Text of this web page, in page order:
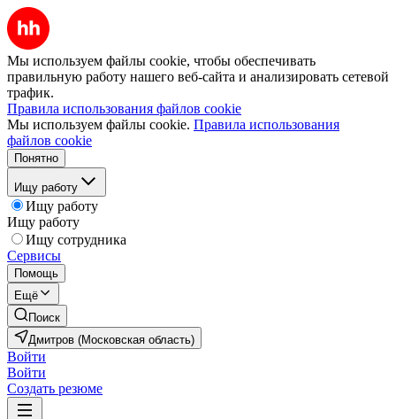
Мы используем файлы cookie, чтобы обеспечивать
правильную работу нашего веб-сайта и анализировать сетевой
трафик.
Правила использования файлов cookie
Мы используем файлы cookie. Правила использования
файлов cookie
Понятно
Ищу работу
Ищу работу
Ищу работу
Ищу сотрудника
Сервисы
Помощь
Ещё
Поиск
Дмитров (Московская область)
Войти
Войти
Создать резюме